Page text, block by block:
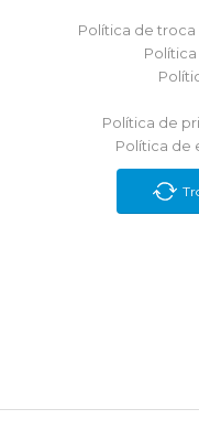
Política de
Política de
Política de